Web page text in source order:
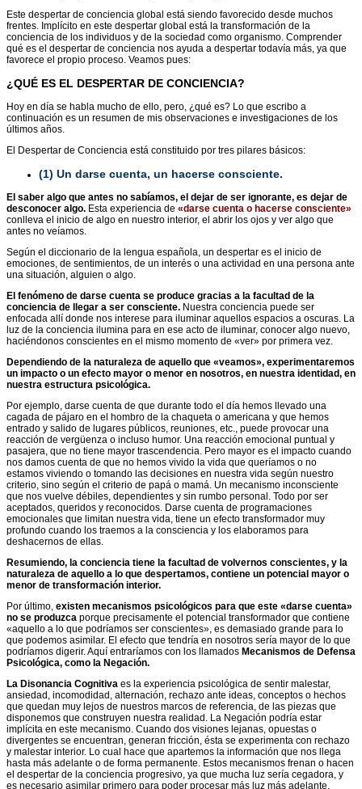
Este despertar de conciencia global está siendo favorecido desde muchos
frentes. Implícito en este despertar global está la transformación de la
conciencia de los individuos y de la sociedad como organismo. Comprender
qué es el despertar de conciencia nos ayuda a despertar todavía más, ya que
favorece el propio proceso. Veamos pues:
¿QUÉ ES EL DESPERTAR DE CONCIENCIA?
Hoy en día se habla mucho de ello, pero, ¿qué es? Lo que escribo a
continuación es un resumen de mis observaciones e investigaciones de los
últimos años.
El Despertar de Conciencia está constituido por tres pilares básicos:
(1) Un darse cuenta, un hacerse consciente.
El saber algo que antes no sabíamos, el dejar de ser ignorante, es dejar de
desconocer algo. Esta experiencia de «darse cuenta o hacerse consciente»
conlleva el inicio de algo en nuestro interior, el abrir los ojos y ver algo que
antes no veíamos.
Según el diccionario de la lengua española, un despertar es el inicio de
emociones, de sentimientos, de un interés o una actividad en una persona ante
una situación, alguien o algo.
El fenómeno de darse cuenta se produce gracias a la facultad de la
conciencia de llegar a ser consciente. Nuestra conciencia puede ser
enfocada allí donde nos interese para iluminar aquellos espacios a oscuras. La
luz de la conciencia ilumina para en ese acto de iluminar, conocer algo nuevo,
haciéndonos conscientes en el mismo momento de «ver» por primera vez.
Dependiendo de la naturaleza de aquello que «veamos», experimentaremos
un impacto o un efecto mayor o menor en nosotros, en nuestra identidad, en
nuestra estructura psicológica.
Por ejemplo, darse cuenta de que durante todo el día hemos llevado una
cagada de pájaro en el hombro de la chaqueta o americana y que hemos
entrado y salido de lugares públicos, reuniones, etc., puede provocar una
reacción de vergüenza o incluso humor. Una reacción emocional puntual y
pasajera, que no tiene mayor trascendencia. Pero mayor es el impacto cuando
nos damos cuenta de que no hemos vivido la vida que queríamos o no
estamos viviendo o tomando las decisiones en nuestra vida según nuestro
criterio, sino según el criterio de papá o mamá. Un mecanismo inconsciente
que nos vuelve débiles, dependientes y sin rumbo personal. Todo por ser
aceptados, queridos y reconocidos. Darse cuenta de programaciones
emocionales que limitan nuestra vida, tiene un efecto transformador muy
profundo cuando los traemos a la consciencia y los elaboramos para
deshacernos de ellas.
Resumiendo, la conciencia tiene la facultad de volvernos conscientes, y la
naturaleza de aquello a lo que despertamos, contiene un potencial mayor o
menor de transformación interior.
Por último, existen mecanismos psicológicos para que este «darse cuenta»
no se produzca porque precisamente el potencial transformador que contiene
«aquello a lo que podríamos ser conscientes», es demasiado grande para lo
que podemos asimilar. El efecto que tendría en nosotros sería mayor de lo que
podríamos digerir. Aquí entraríamos con los llamados Mecanismos de Defensa
Psicológica, como la Negación.
La Disonancia Cognitiva es la experiencia psicológica de sentir malestar,
ansiedad, incomodidad, alternación, rechazo ante ideas, conceptos o hechos
que quedan muy lejos de nuestros marcos de referencia, de las piezas que
disponemos que construyen nuestra realidad. La Negación podría estar
implícita en este mecanismo. Cuando dos visiones lejanas, opuestas o
divergentes se encuentran, generan fricción, ésta se experimenta con rechazo
y malestar interior. Lo cual hace que apartemos la información que nos llega
hasta más adelante o de forma permanente. Estos mecanismos frenan o hacen
el despertar de la conciencia progresivo, ya que mucha luz sería cegadora, y
es necesario asimilar primero para poder procesar más luz más adelante.